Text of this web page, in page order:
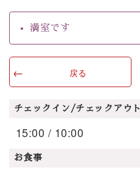
満室です
戻る
チェックイン/チェックアウト
15:00 / 10:00
お食事